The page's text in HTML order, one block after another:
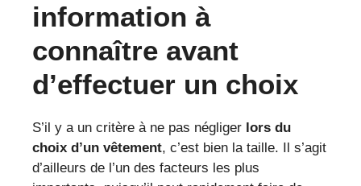
information à
connaître avant
d’effectuer un choix
S’il y a un critère à ne pas négliger lors du
choix d’un vêtement, c’est bien la taille. Il s’agit
d’ailleurs de l’un des facteurs les plus